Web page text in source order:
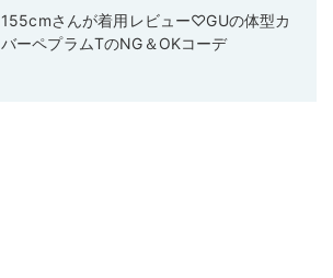
155cmさんが着用レビュー♡GUの体型カ
バーペプラムTのNG＆OKコーデ